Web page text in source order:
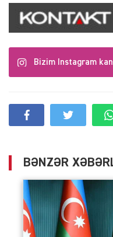
Bizim Instagram
BƏNZƏR